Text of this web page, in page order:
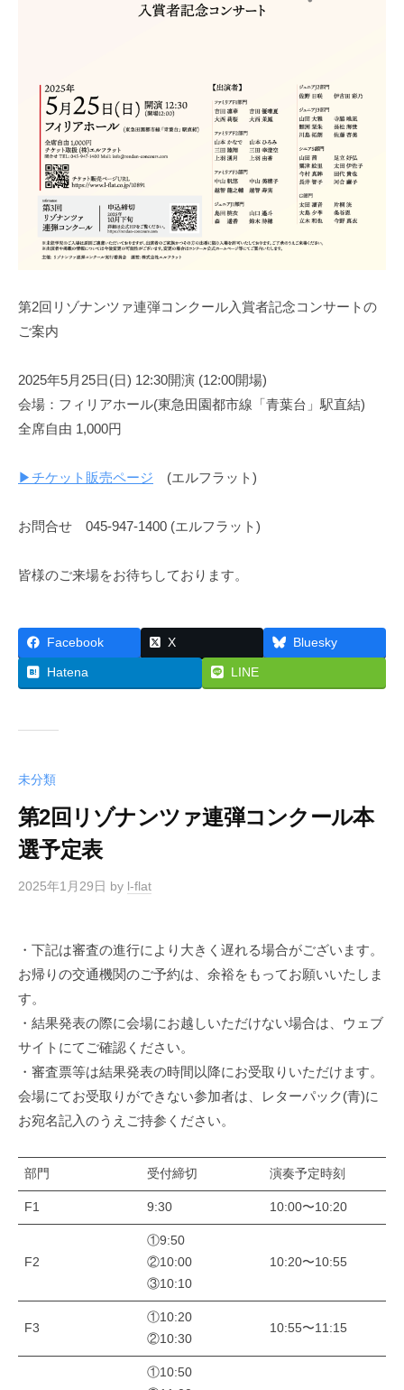
第2回リゾナンツァ連弾コンクール入賞者記念コンサートの
ご案内
2025年5月25日(日) 12:30開演 (12:00開場)
会場：フィリアホール(東急田園都市線「青葉台」駅直結)
全席自由 1,000円
▶︎チケット販売ページ (エルフラット)
お問合せ 045-947-1400 (エルフラット)
皆様のご来場をお待ちしております。
Facebook X Bluesky
Hatena LINE
未分類
第2回リゾナンツァ連弾コンクール本
選予定表
2025年1月29日 by l-flat
・下記は審査の進行により大きく遅れる場合がございます。
お帰りの交通機関のご予約は、余裕をもってお願いいたしま
す。
・結果発表の際に会場にお越しいただけない場合は、ウェブ
サイトにてご確認ください。
・審査票等は結果発表の時間以降にお受取りいただけます。
会場にてお受取りができない参加者は、レターパック(青)に
お宛名記入のうえご持参ください。
部門 受付締切 演奏予定時刻
F1 9:30 10:00〜10:20
F2
①9:50
②10:00
③10:10
10:20〜10:55
F3
①10:20
②10:30
10:55〜11:15
①10:50